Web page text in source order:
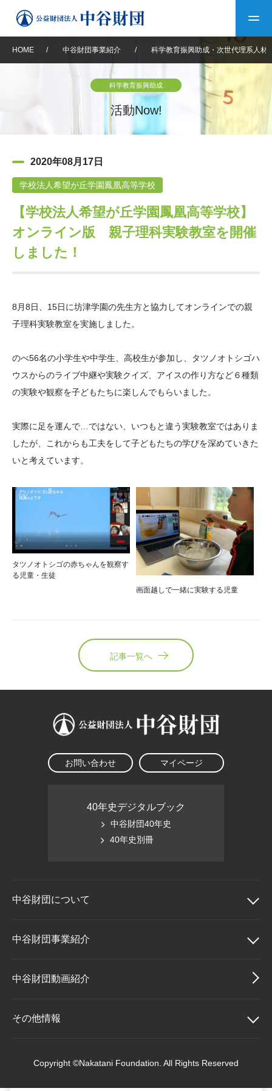
中谷財団について
設立趣意書 財団概要
沿革 40年史デジタルブック
中谷財団40年史
年報一覧
中谷財団事業紹介 中谷賞
神戸賞 長期大型研究助成
研究助成
ム
次世代理系人材育成プ
ログラム助成
中谷財団動画紹介
その他情報
その他情報
アクセス よくあるご質問
日本語 English マイページ
HOME / 中谷財団事業紹介 / 科学教育振興助成・次世代理系人材
科学教育振興助成
活動Now!
2020年08月17日
学校法人希望が丘学園鳳凰高等学校
【学校法人希望が丘学園鳳凰高等学校】
オンライン版 親子理科実験教室を開催
しました！
8月8日、15日に坊津学園の先生方と協力してオンラインでの親
子理科実験教室を実施しました。
のべ56名の小学生や中学生、高校生が参加し、タツノオトシゴハ
ウスからのライブ中継や実験クイズ、アイスの作り方など６種類
の実験や観察を子どもたちに楽しんでもらいました。
実際に足を運んで…ではない、いつもと違う実験教室ではありま
したが、これからも工夫をして子どもたちの学びを深めていきた
いと考えています。
タツノオトシゴの赤ちゃんを観察す
る児童・生徒
画面越しで一緒に実験する児童
記事一覧へ
お問い合わせ マイページ
40年史デジタルブック
中谷財団40年史
40年史別冊
中谷財団について
中谷財団について
理事長挨拶
設立趣意書
中谷財団事業紹介
中谷財団事業紹介
中谷賞
中谷財団動画紹介
その他情報
Copyright ©Nakatani Foundation. All Rights Reserved